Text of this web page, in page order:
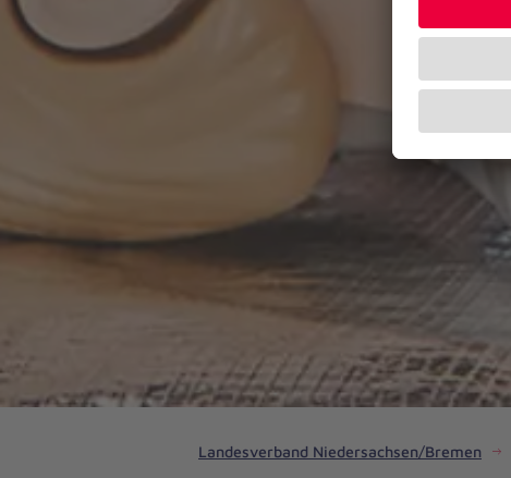
Landesverband Niedersachsen/Bremen